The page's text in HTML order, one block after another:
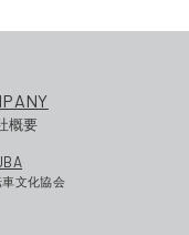
概要
車文化協会